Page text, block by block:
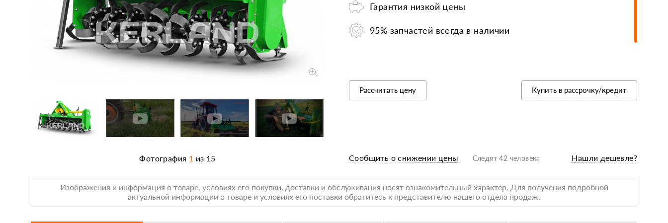
Фотография 1 из 15
Гарантия низкой цены
95% запчастей всегда в наличии
Рассчитать цену Купить в рассрочку/кредит
Сообщить о снижении цены Следят 42 человека Нашли дешевле?
Изображения и информация о товаре, условиях его покупки, доставки и обслуживания носят ознакомительный характер. Для получения подробной
актуальной информации о товаре и условиях его поставки обратитесь к представителю нашего отдела продаж.